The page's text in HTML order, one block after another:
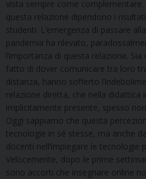
vista sempre come
questa relazione dipendono i
studenti. L’emergenza di passare
pandemia ha rilevato,
l’importanza di questa relazione.
fatto di dover comunicare tra loro
distanza, hanno sofferto
relazione diretta, che nella didattica
implicitamente presente, spesso
Oggi sappiamo che questa
tecnologie in sé stesse, ma anche
docenti nell’impiegare le tecnologie
Velocemente, dopo le prime
sono accorti che insegnare online